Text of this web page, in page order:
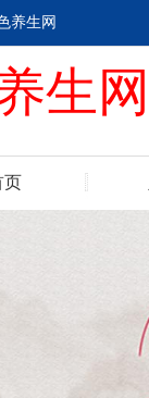
养生网
生网
页